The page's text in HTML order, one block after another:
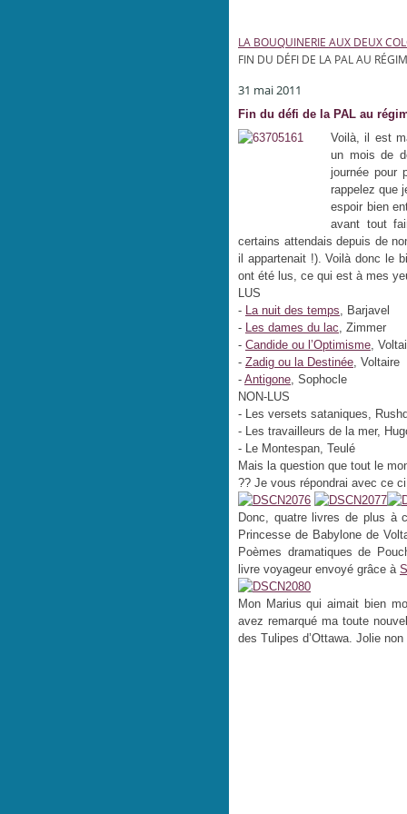
LA BOUQUINERIE AUX DEUX
FIN DU DÉFI DE LA PAL AU
31 mai 2011
Fin du défi de la PAL au
Voilà, il est
un mois de
journée pour
rappelez que
espoir bien
avant tout
certains attendais depuis de
il appartenait !). Voilà donc le
ont été lus, ce qui est à mes
LUS
- La nuit des temps, Barjavel
- Les dames du lac, Zimmer
- Candide ou l’Optimisme,
- Zadig ou la Destinée, Voltaire
- Antigone, Sophocle
NON-LUS
- Les versets sataniques,
- Les travailleurs de la mer,
- Le Montespan, Teulé
Mais la question que tout le
?? Je vous répondrai avec ce
Donc, quatre livres de plus à
Princesse de Babylone de
Poèmes dramatiques de
livre voyageur envoyé grâce à
Mon Marius qui aimait bien
avez remarqué ma toute
des Tulipes d’Ottawa. Jolie non